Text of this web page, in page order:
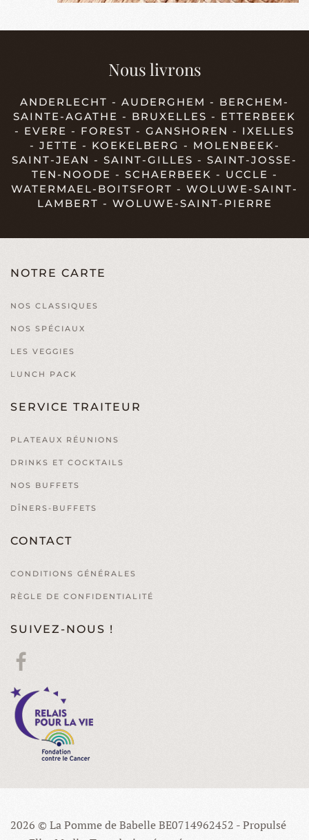
Nous livrons
ANDERLECHT - AUDERGHEM - BERCHEM-
SAINTE-AGATHE - BRUXELLES - ETTERBEEK
- EVERE - FOREST - GANSHOREN - IXELLES
- JETTE - KOEKELBERG - MOLENBEEK-
SAINT-JEAN - SAINT-GILLES - SAINT-JOSSE-
TEN-NOODE - SCHAERBEEK - UCCLE -
WATERMAEL-BOITSFORT - WOLUWE-SAINT-
LAMBERT - WOLUWE-SAINT-PIERRE
NOTRE CARTE
NOS CLASSIQUES
NOS SPÉCIAUX
LES VEGGIES
LUNCH PACK
SERVICE TRAITEUR
PLATEAUX RÉUNIONS
DRINKS ET COCKTAILS
NOS BUFFETS
DÎNERS-BUFFETS
CONTACT
CONDITIONS GÉNÉRALES
RÈGLE DE CONFIDENTIALITÉ
SUIVEZ-NOUS !
2026 © La Pomme de Babelle BE0714962452 - Propulsé